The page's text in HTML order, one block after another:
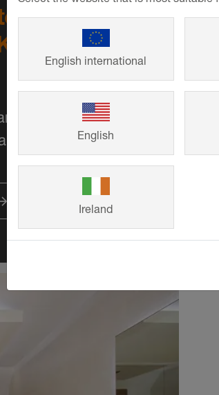
de
o seu piso
rápida e fácil!
English international
English
Ireland